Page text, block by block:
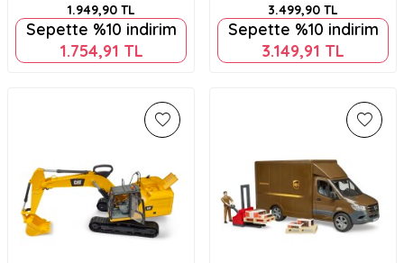
1.949,90TL
Sepette %10 indirim
1.754,91 TL
3.499,90 TL
Sepette %10 indirim
3.149,91 TL